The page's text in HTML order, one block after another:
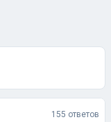
155 ответов